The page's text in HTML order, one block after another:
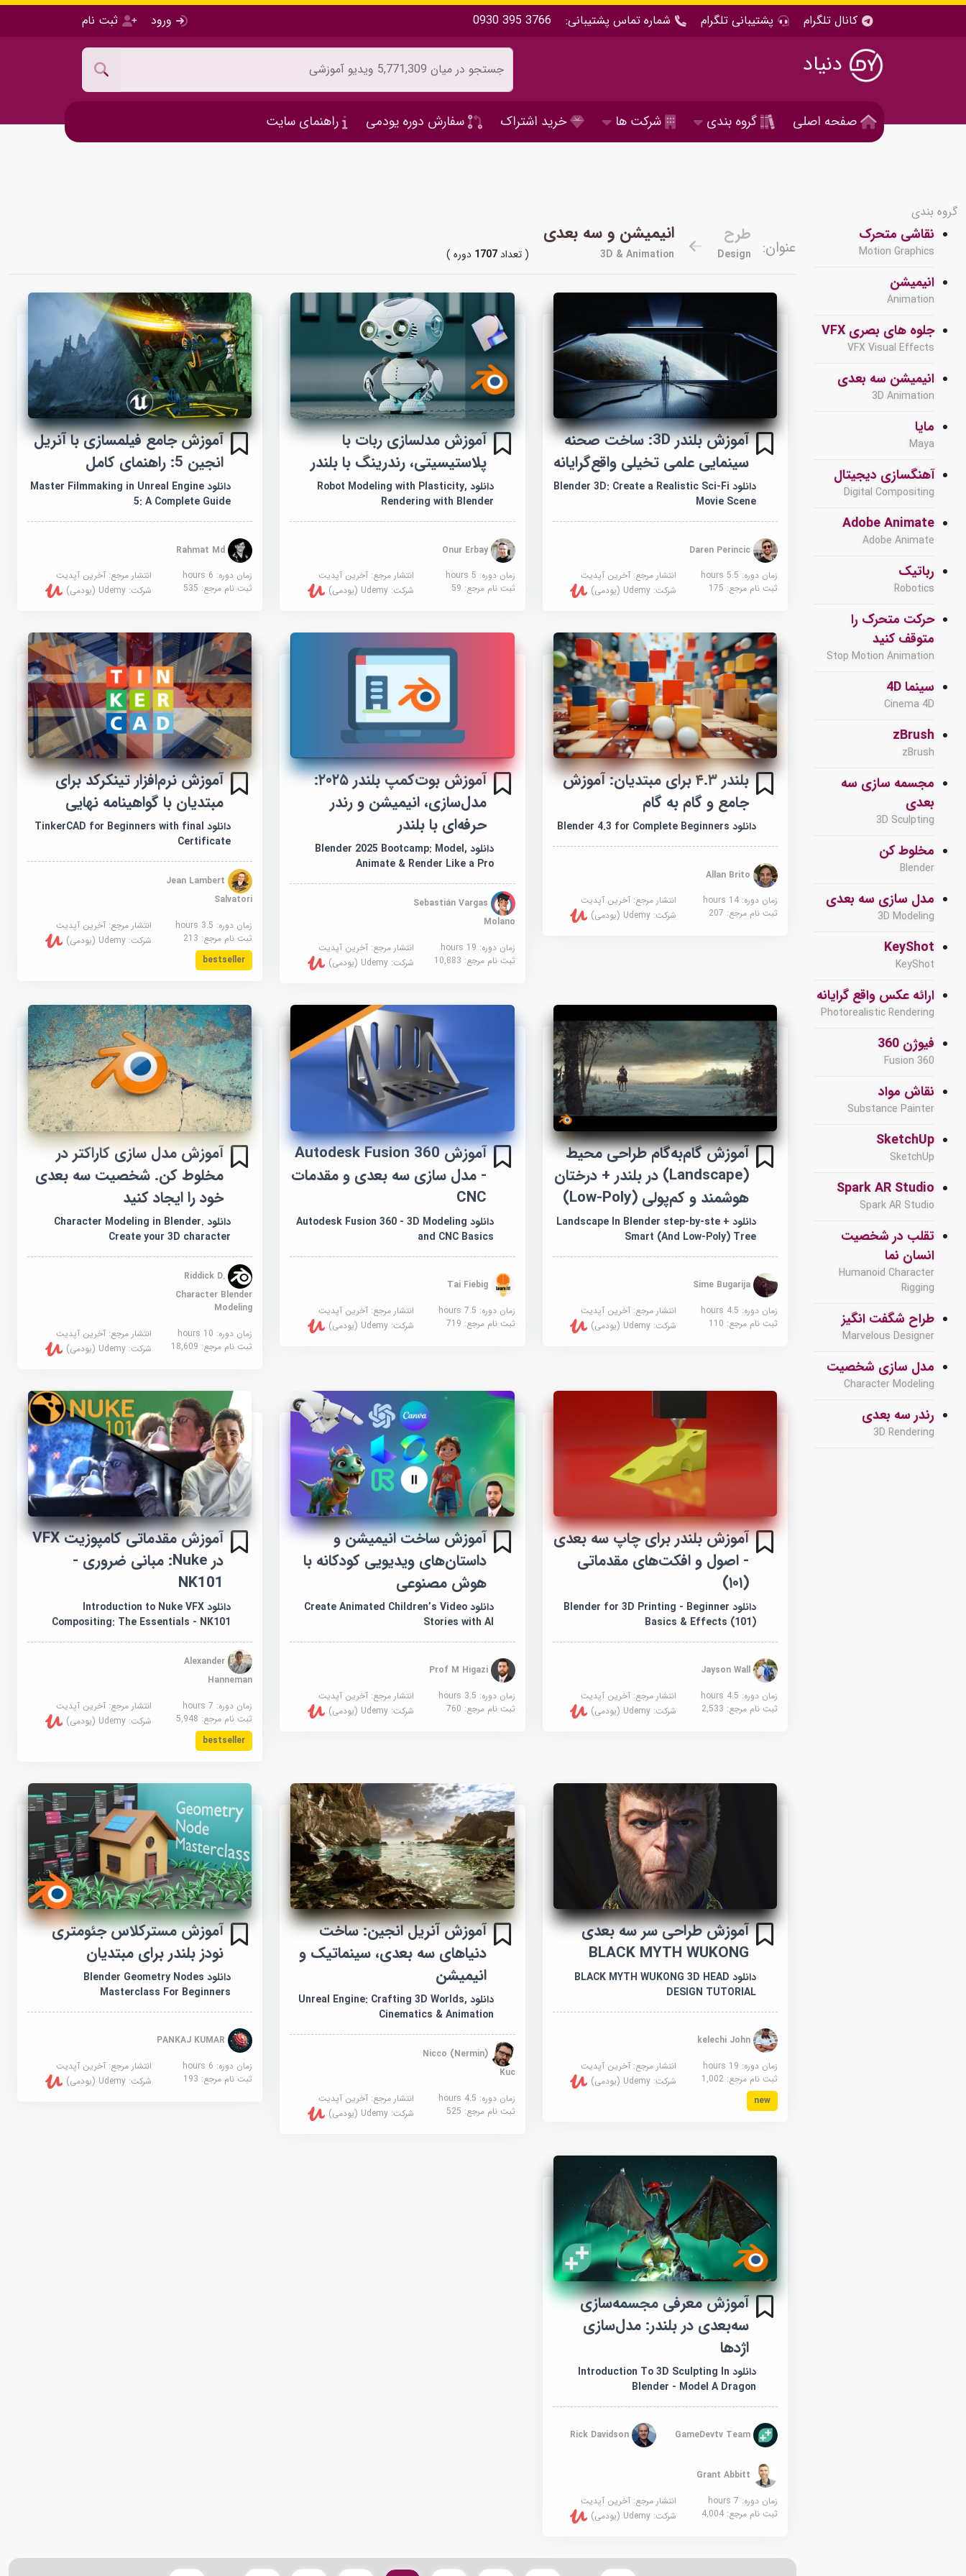
کانال تلگرام پشتیبانی تلگرام شماره تماس پشتیبانی: 0930 395 3766 ورود ثبت نام
دنیاد
صفحه اصلی گروه بندی شرکت ها خرید اشتراک سفارش دوره یودمی راهنمای سایت
گروه بندی
نقاشی متحرک
Motion Graphics
انیمیشن
Animation
جلوه های بصری VFX
VFX Visual Effects
انیمیشن سه بعدی
3D Animation
مایا
Maya
آهنگسازی دیجیتال
Digital Compositing
Adobe Animate
Adobe Animate
رباتیک
Robotics
حرکت متحرک را
متوقف کنید
Stop Motion Animation
سینما 4D
Cinema 4D
zBrush
zBrush
مجسمه سازی سه
بعدی
3D Sculpting
مخلوط کن
Blender
مدل سازی سه بعدی
3D Modeling
KeyShot
KeyShot
ارائه عکس واقع گرایانه
Photorealistic Rendering
فیوژن 360
Fusion 360
نقاش مواد
Substance Painter
SketchUp
SketchUp
Spark AR Studio
Spark AR Studio
تقلب در شخصیت
انسان نما
Humanoid Character
Rigging
طراح شگفت انگیز
Marvelous Designer
مدل سازی شخصیت
Character Modeling
رندر سه بعدی
3D Rendering
عنوان:
طرح
Design
انیمیشن و سه بعدی
3D & Animation ( تعداد1707 دوره )
آموزش بلندر 3D: ساخت صحنه
سینمایی علمی تخیلی واقع‌گرایانه
دانلود Blender 3D: Create a Realistic Sci-Fi
Movie Scene
زمان دوره: 5.5 hours
انتشار مرجع: آخرین آپدیت
ثبت نام مرجع: 175 شرکت: Udemy (یودمی)
آموزش مدلسازی ربات با
پلاستیسیتی، رندرینگ با بلندر
دانلود Robot Modeling with Plasticity,
Rendering with Blender
Onur Erbay
زمان دوره: 5 hours
انتشار مرجع: آخرین آپدیت
ثبت نام مرجع: 59 شرکت: Udemy (یودمی)
آموزش جامع فیلمسازی با آنریل
انجین 5: راهنمای کامل
دانلود Master Filmmaking in Unreal Engine
5: A Complete Guide
Rahmat Md
زمان دوره: 6 hours
انتشار مرجع:آخرین آپدیت
ثبت نام مرجع: 535 شرکت:Udemy (یودمی)
بلندر ۴.۳ برای مبتدیان: آموزش
جامع و گام به گام
دانلود Blender 4.3 for Complete Beginners
زمان دوره: 14 hours
انتشار مرجع: آخرین آپدیت
ثبت نام مرجع: 207 شرکت: Udemy (یودمی)
آموزش بوت‌کمپ بلندر ۲۰۲۵:
مدل‌سازی، انیمیشن و رندر
حرفه‌ای با بلندر
دانلود Blender 2025 Bootcamp: Model,
Animate & Render Like a Pro
Sebastián Vargas
Molano
زمان دوره: 19 hours
انتشار مرجع: آخرین آپدیت
ثبت نام مرجع: 10,883 شرکت: Udemy (یودمی)
آموزش نرم‌افزار تینکرکد برای
مبتدیان با گواهینامه نهایی
دانلود TinkerCAD for Beginners with final
Certificate
Jean Lambert
Salvatori
زمان دوره: 3.5 hours
انتشار مرجع:آخرین آپدیت
ثبت نام مرجع: 213 شرکت:Udemy (یودمی)
bestseller
آموزش گام‌به‌گام طراحی محیط
(Landscape) در بلندر + درختان
هوشمند و کم‌پولی (Low-Poly)
دانلود Landscape In Blender step-by-ste +
Smart (And Low-Poly) Tree
زمان دوره: 4.5 hours
انتشار مرجع: آخرین آپدیت
ثبت نام مرجع: 110 شرکت: Udemy (یودمی)
آموزش Autodesk Fusion 360
- مدل سازی سه بعدی و مقدمات
CNC
دانلود Autodesk Fusion 360 - 3D Modeling
and CNC Basics
Tai Fiebig
زمان دوره: 7.5 hours
انتشار مرجع: آخرین آپدیت
ثبت نام مرجع: 719 شرکت: Udemy (یودمی)
آموزش مدل سازی کاراکتر در
مخلوط کن. شخصیت سه بعدی
خود را ایجاد کنید
دانلود Character Modeling in Blender.
Create your 3D character
Riddick D.
Character Blender
Modeling
زمان دوره: 10 hours
انتشار مرجع:آخرین آپدیت
ثبت نام مرجع: 18,609 شرکت:Udemy (یودمی)
آموزش بلندر برای چاپ سه بعدی
- اصول و افکت‌های مقدماتی
(۱۰۱)
دانلود Blender for 3D Printing - Beginner
Basics & Effects (101)
زمان دوره: 4.5 hours
انتشار مرجع: آخرین آپدیت
ثبت نام مرجع: 2,533 شرکت: Udemy (یودمی)
آموزش ساخت انیمیشن و
داستان‌های ویدیویی کودکانه با
هوش مصنوعی
دانلود Create Animated Children’s Video
Stories with AI
Prof M Higazi
زمان دوره: 3.5 hours
انتشار مرجع: آخرین آپدیت
ثبت نام مرجع: 760 شرکت: Udemy (یودمی)
آموزش مقدماتی کامپوزیت VFX
در Nuke: مبانی ضروری -
NK101
دانلود Introduction to Nuke VFX
Compositing: The Essentials - NK101
Alexander
Hanneman
زمان دوره: 7 hours
انتشار مرجع:آخرین آپدیت
ثبت نام مرجع: 5,948 شرکت:Udemy (یودمی)
bestseller
آموزش طراحی سر سه بعدی
BLACK MYTH WUKONG
دانلود BLACK MYTH WUKONG 3D HEAD
DESIGN TUTORIAL
زمان دوره: 19 hours
انتشار مرجع: آخرین آپدیت
ثبت نام مرجع: 1,002 شرکت: Udemy (یودمی)
new
آموزش آنریل انجین: ساخت
دنیاهای سه بعدی، سینماتیک و
انیمیشن
دانلود Unreal Engine: Crafting 3D Worlds,
Cinematics & Animation
Nicco (Nermin)
Kuc
زمان دوره: 4.5 hours
انتشار مرجع: آخرین آپدیت
ثبت نام مرجع: 525 شرکت: Udemy (یودمی)
آموزش مسترکلاس جئومتری
نودز بلندر برای مبتدیان
دانلود Blender Geometry Nodes
Masterclass For Beginners
PANKAJ KUMAR
زمان دوره: 6 hours
انتشار مرجع:آخرین آپدیت
ثبت نام مرجع: 193 شرکت:Udemy (یودمی)
آموزش معرفی مجسمه‌سازی
سه‌بعدی در بلندر: مدل‌سازی
اژدها
دانلود Introduction To 3D Sculpting In
Blender - Model A Dragon
Rick Davidson
زمان دوره: 7 hours
انتشار مرجع: آخرین آپدیت
ثبت نام مرجع: 4,004 شرکت: Udemy (یودمی)